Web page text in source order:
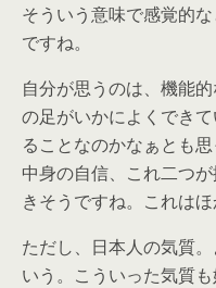
そういう意味で感覚的
ですね。
自分が思うのは、機能
の足がいかによくでき
ることなのかなぁとも
中身の自信、これ二つ
きそうですね。これは
ただし、日本人の気質
いう。こういった気質